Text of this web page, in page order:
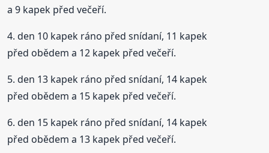
a 9 kapek před večeří.
4. den 10 kapek ráno před snídaní, 11 kapek
před obědem a 12 kapek před večeří.
5. den 13 kapek ráno před snídaní, 14 kapek
před obědem a 15 kapek před večeří.
6. den 15 kapek ráno před snídaní, 14 kapek
před obědem a 13 kapek před večeří.